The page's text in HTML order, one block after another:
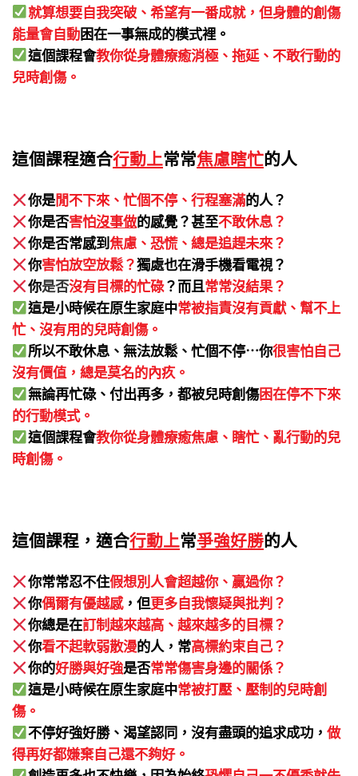
就算想要自我突破、希望有一番成就，但身體的創傷
能量會自動困在一事無成的模式裡。
這個課程會教你從身體療癒消極、拖延、不敢行動的
兒時創傷。
這個課程適合行動上常常焦慮瞎忙的人
你是閒不下來、忙個不停、行程塞滿的人？
你是否害怕沒事做的感覺？甚至不敢休息？
你是否常感到焦慮、恐慌、總是追趕未來？
你害怕放空放鬆？獨處也在滑手機看電視？
你是否沒有目標的忙碌？而且常常沒結果？
這是小時候在原生家庭中常被指責沒有貢獻、幫不上
忙、沒有用的兒時創傷。
所以不敢休息、無法放鬆、忙個不停⋯你很害怕自己
沒有價值，總是莫名的內疚。
無論再忙碌、付出再多，都被兒時創傷困在停不下來
的行動模式。
這個課程會教你從身體療癒焦慮、瞎忙、亂行動的兒
時創傷。
這個課程，適合行動上常爭強好勝的人
你常常忍不住假想別人會超越你、贏過你？
你偶爾有優越感，但更多自我懷疑與批判？
你總是在訂制越來越高、越來越多的目標？
你看不起軟弱散漫的人，常高標約束自己？
你的好勝與好強是否常常傷害身邊的關係？
這是小時候在原生家庭中常被打壓、壓制的兒時創
傷。
不停好強好勝、渴望認同，沒有盡頭的追求成功， 做
得再好都嫌棄自己還不夠好。